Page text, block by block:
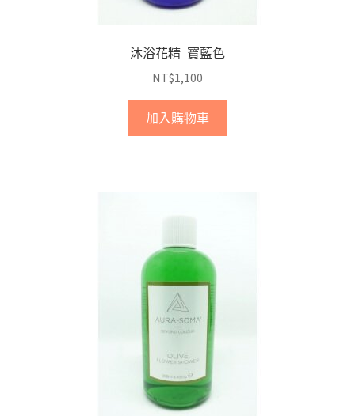
沐浴花精_寶藍色
NT$1,100
加入購物車